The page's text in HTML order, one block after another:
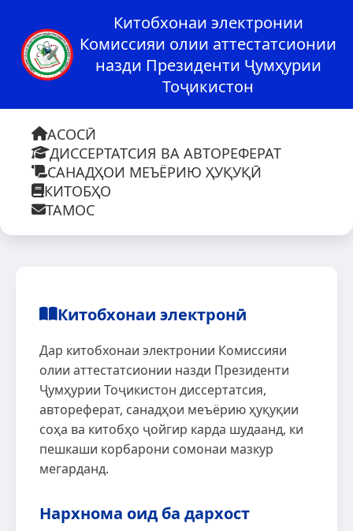
Китобхонаи электронии
Комиссияи олии аттестатсионии
назди Президенти Ҷумҳурии
Тоҷикистон
АСОСӢ
ДИССЕРТАТСИЯ ВА АВТОРЕФЕРАТ
САНАДҲОИ МЕЪЁРИЮ ҲУҚУҚӢ
КИТОБҲО
ТАМОС
Китобхонаи электронӣ
Дар китобхонаи электронии Комиссияи
олии аттестатсионии назди Президенти
Ҷумҳурии Тоҷикистон диссертатсия,
автореферат, санадҳои меъёрию ҳуқуқии
соҳа ва китобҳо ҷойгир карда шудаанд, ки
пешкаши корбарони сомонаи мазкур
мегарданд.
Нархнома оид ба дархост